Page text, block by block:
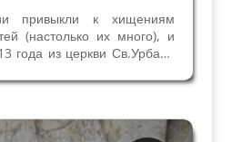
привыкли к хищениям
(настолько их много), и
года из церкви Св.Урбано
в список украденных